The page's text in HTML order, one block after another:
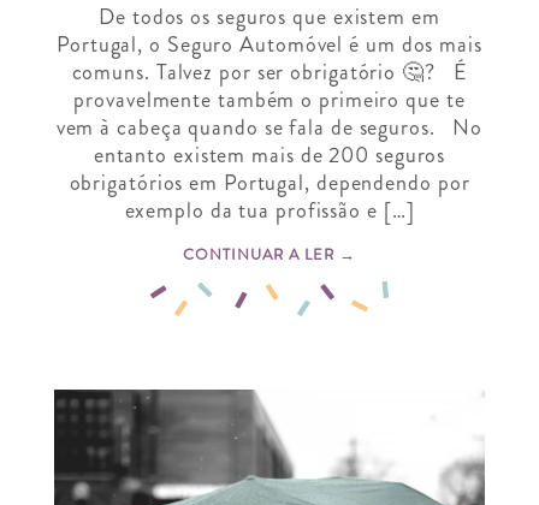
De todos os seguros que existem em
Portugal, o Seguro Automóvel é um dos mais
comuns. Talvez por ser obrigatório 🤔? É
provavelmente também o primeiro que te
vem à cabeça quando se fala de seguros. No
entanto existem mais de 200 seguros
obrigatórios em Portugal, dependendo por
exemplo da tua profissão e […]
CONTINUAR A LER →